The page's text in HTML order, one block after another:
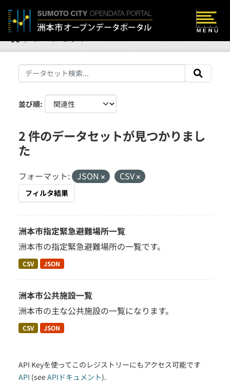
並び順
2 件のデータセットが見つかりまし
た
フォーマット: JSON CSV
フィルタ結果
洲本市指定緊急避難場所一覧
洲本市の指定緊急避難場所の一覧です。
CSV JSON
洲本市公共施設一覧
洲本市の主な公共施設の一覧になります。
CSV JSON
API Keyを使ってこのレジストリーにもアクセス可能です
API (seeAPIドキュメント).